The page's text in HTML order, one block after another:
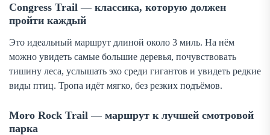
Congress Trail — классика, которую должен
пройти каждый
Это идеальный маршрут длиной около 3 миль. На нём
можно увидеть самые большие деревья, почувствовать
тишину леса, услышать эхо среди гигантов и увидеть редкие
виды птиц. Тропа идёт мягко, без резких подъёмов.
Moro Rock Trail — маршрут к лучшей смотровой
парка